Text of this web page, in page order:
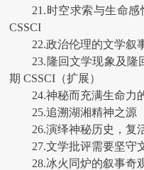
21.时空求索与生命
CSSCI
22.政治伦理的文学
23.隆回文学现象及
期 CSSCI（扩展）
24.神秘而充满生命
25.追溯湖湘精神之源
26.演绎神秘历史，
27.文学批评需要坚
28.冰火同炉的叙事